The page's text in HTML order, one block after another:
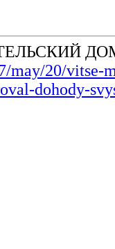
may/20/vitse-
dohody-